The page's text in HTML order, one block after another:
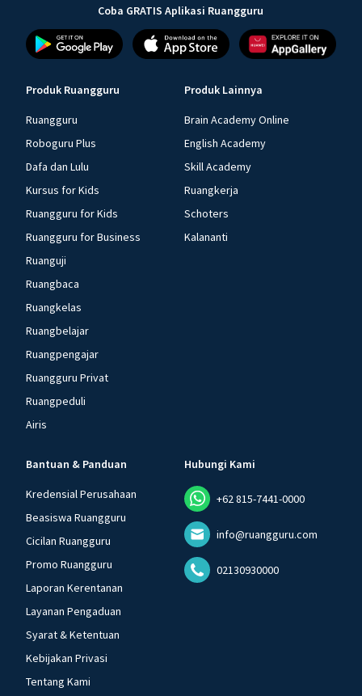
Coba GRATIS Aplikasi Ruangguru
Produk Ruangguru
Ruangguru
Roboguru Plus
Dafa dan Lulu
Kursus for Kids
Ruangguru for Kids
Ruangguru for Business
Ruanguji
Ruangbaca
Ruangkelas
Ruangbelajar
Ruangpengajar
Ruangguru Privat
Ruangpeduli
Airis
Produk Lainnya
Brain Academy Online
English Academy
Skill Academy
Ruangkerja
Schoters
Kalananti
Bantuan & Panduan
Kredensial Perusahaan
Beasiswa Ruangguru
Cicilan Ruangguru
Promo Ruangguru
Laporan Kerentanan
Layanan Pengaduan
Syarat & Ketentuan
Kebijakan Privasi
Tentang Kami
Hubungi Kami
+62 815-7441-0000
info@ruangguru.com
02130930000